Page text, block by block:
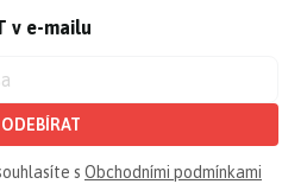
v e-mailu
ODEBÍRAT
s Obchodními podmínkami